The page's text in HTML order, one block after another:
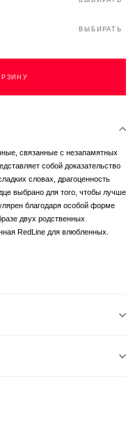
ВЫБИРАТЬ
связанные с незапамятных
собой доказательство
словах, драгоценность
выбрано для того, чтобы лучше
благодаря особой форме
двух родственных
RedLine для влюбленных.